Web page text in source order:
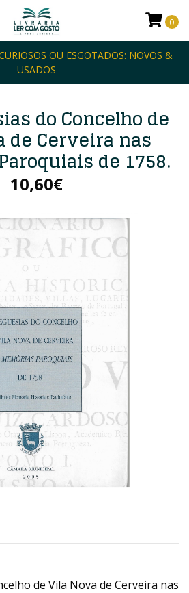
OU ESGOTADOS: NOVOS &
USADOS
0
do Concelho de
de Cerveira nas
de 1758.
10,60€
de Vila Nova de Cerveira nas